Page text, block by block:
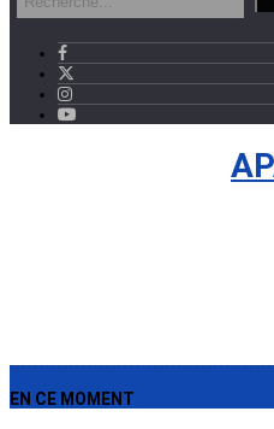
EN CE MOMENT